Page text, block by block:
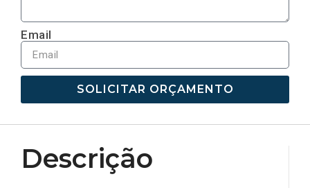
Email
SOLICITAR ORÇAMENTO
Descrição